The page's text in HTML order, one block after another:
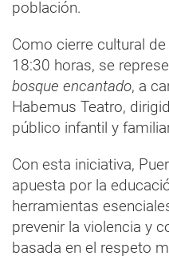
población.
Como cierre cultural
18:30 horas, se
bosque encantado, a
Habemus Teatro,
público infantil y
Con esta iniciativa,
apuesta por la
herramientas
prevenir la violencia y
basada en el respeto